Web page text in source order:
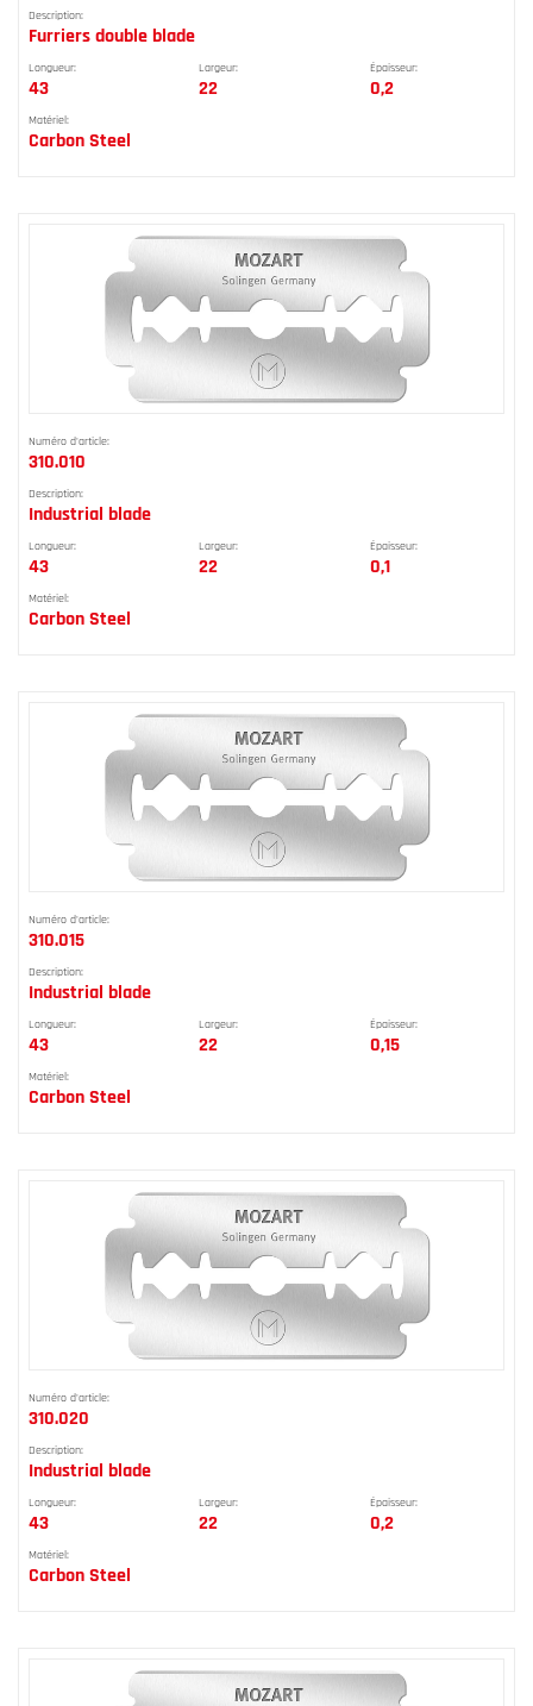
Description:
Furriers double blade
Longueur:
43
Largeur:
22
Épaisseur:
0,2
Matériel:
Carbon Steel
Numéro d'article:
310.010
Description:
Industrial blade
Longueur:
43
Largeur:
22
Épaisseur:
0,1
Matériel:
Carbon Steel
Numéro d'article:
310.015
Description:
Industrial blade
Longueur:
43
Largeur:
22
Épaisseur:
0,15
Matériel:
Carbon Steel
Numéro d'article:
310.020
Description:
Industrial blade
Longueur:
43
Largeur:
22
Épaisseur:
0,2
Matériel:
Carbon Steel